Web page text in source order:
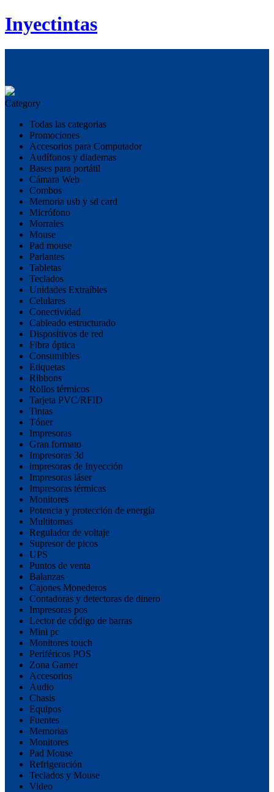
Inyectintas
Category
Todas las categorias
Promociones
Accesorios para Computador
Audífonos y diademas
Bases para portátil
Cámara Web
Combos
Memoria usb y sd card
Micrófono
Morrales
Mouse
Pad mouse
Parlantes
Tabletas
Teclados
Unidades Extraíbles
Celulares
Conectividad
Cableado estructurado
Dispositivos de red
Fibra óptica
Consumibles
Etiquetas
Ribbons
Rollos térmicos
Tarjeta PVC/RFID
Tintas
Tóner
Impresoras
Gran formato
Impresoras 3d
impresoras de Inyección
Impresoras láser
Impresoras térmicas
Monitores
Potencia y protección de energía
Multitomas
Regulador de voltaje
Supresor de picos
UPS
Puntos de venta
Balanzas
Cajones Monederos
Contadoras y detectoras de dinero
Impresoras pos
Lector de código de barras
Mini pc
Monitores touch
Periféricos POS
Zona Gamer
Accesorios
Audio
Chasis
Equipos
Fuentes
Memorias
Monitores
Pad Mouse
Refrigeración
Teclados y Mouse
Video